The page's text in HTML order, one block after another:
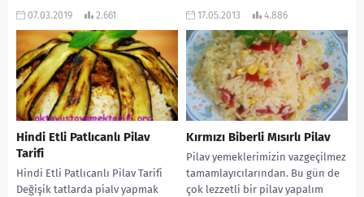
devam ediyoruz. Makarnası da
07.03.2019 2.661
doyurucu Afiyet olsun…
17.05.2013 4.886
Hindi Etli Patlıcanlı Pilav
Tarifi
Hindi Etli Patlıcanlı Pilav Tarifi
Değişik tatlarda pialv yapmak
Kırmızı Biberli Mısırlı Pilav
Pilav yemeklerimizin vazgeçilmez
tamamlayıcılarından. Bu gün de
çok lezzetli bir pilav yapalım